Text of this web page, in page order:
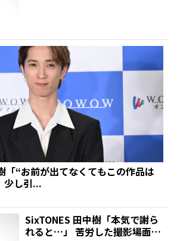
「“お前が出てなくてもこの作品は
し引...
SixTONES 田中樹「本気で謝ら
れると…」 苦労した撮影場面カ